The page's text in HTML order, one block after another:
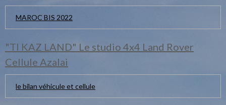
MAROC BIS 2022
"TI KAZ LAND" Le studio 4x4 Land Rover
Cellule Azalai
le bilan véhicule et cellule